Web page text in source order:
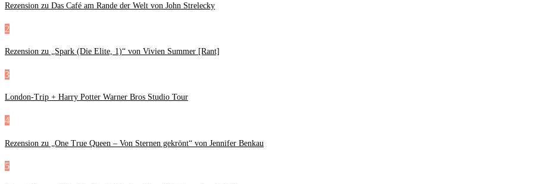
Rezension zu Das Café am Rande der Welt von John Strelecky
2
Rezension zu „Spark (Die Elite, 1)“ von Vivien Summer [Rant]
3
London-Trip + Harry Potter Warner Bros Studio Tour
4
Rezension zu „One True Queen – Von Sternen gekrönt“ von Jennifer Benkau
5